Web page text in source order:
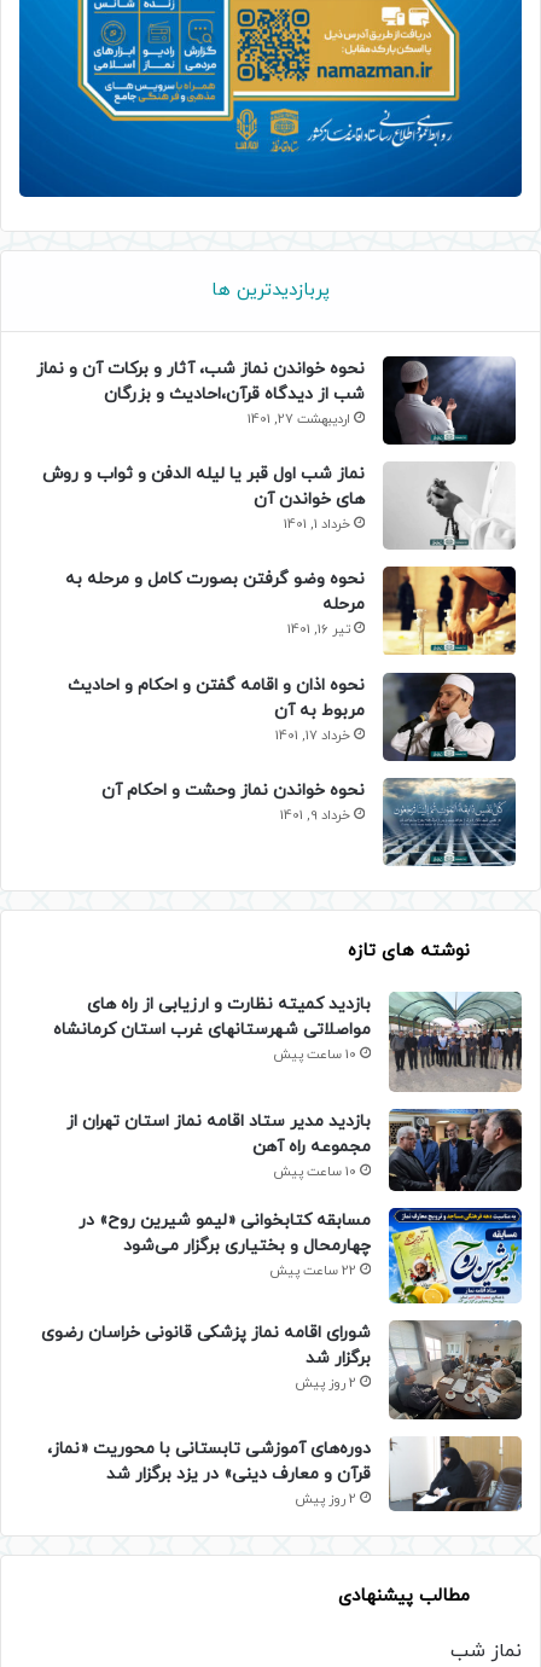
پربازدیدترین ها
نحوه خواندن نماز شب، آثار و برکات آن و نماز
شب از دیدگاه قرآن،احادیث و بزرگان
اردیبهشت 27, 1401
نماز شب اول قبر یا لیله الدفن و ثواب و روش
های خواندن آن
خرداد 1, 1401
نحوه وضو گرفتن بصورت کامل و مرحله به
مرحله
تیر 16, 1401
نحوه اذان و اقامه گفتن و احکام و احادیث
مربوط به آن
خرداد 17, 1401
نحوه خواندن نماز وحشت و احکام آن
خرداد 9, 1401
نوشته های تازه
بازدید کمیته نظارت و ارزیابی از راه های
مواصلاتی شهرستانهای غرب استان کرمانشاه
10 ساعت پیش
بازدید مدیر ستاد اقامه نماز استان تهران از
مجموعه راه آهن
10 ساعت پیش
مسابقه کتابخوانی «لیمو شیرین روح» در
چهارمحال و بختیاری برگزار می‌شود
22 ساعت پیش
شورای اقامه نماز پزشکی قانونی خراسان رضوی
برگزار شد
2 روز پیش
دوره‌های آموزشی تابستانی با محوریت «نماز،
قرآن و معارف دینی» در یزد برگزار شد
2 روز پیش
مطالب پیشنهادی
نماز شب